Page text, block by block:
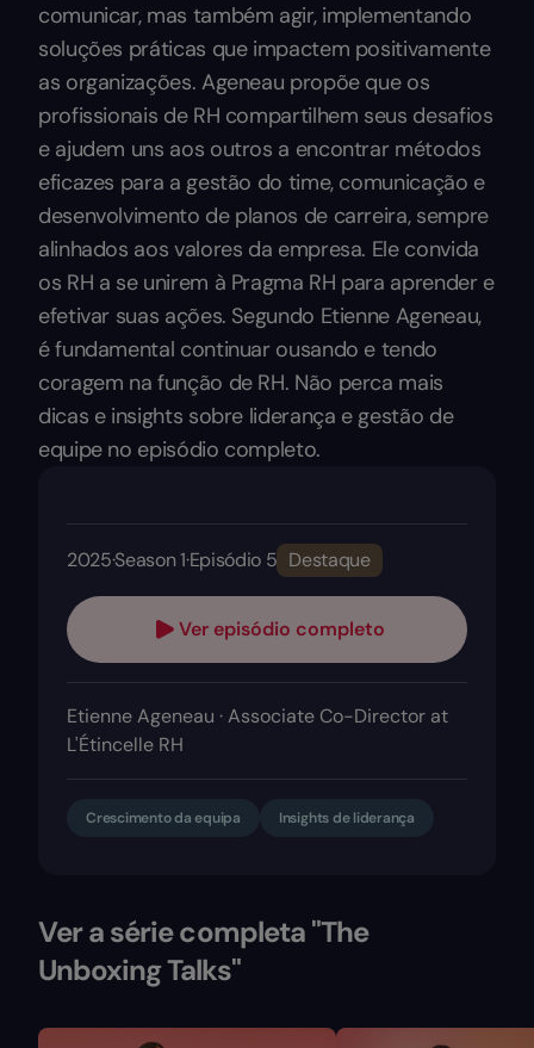
comunicar, mas também agir, implementando
soluções práticas que impactem positivamente
as organizações. Ageneau propõe que os
profissionais de RH compartilhem seus desafios
e ajudem uns aos outros a encontrar métodos
eficazes para a gestão do time, comunicação e
desenvolvimento de planos de carreira, sempre
alinhados aos valores da empresa. Ele convida
os RH a se unirem à Pragma RH para aprender e
efetivar suas ações. Segundo Etienne Ageneau,
é fundamental continuar ousando e tendo
coragem na função de RH. Não perca mais
dicas e insights sobre liderança e gestão de
equipe no episódio completo.
2025·Season 1·Episódio 5 Destaque
Ver episódio completo
Etienne Ageneau · Associate Co-Director at
L'Étincelle RH
Crescimento da equipa Insights de liderança
Ver a série completa "The
Unboxing Talks"